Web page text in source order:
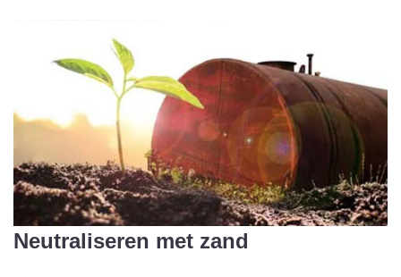
Neutraliseren met zand